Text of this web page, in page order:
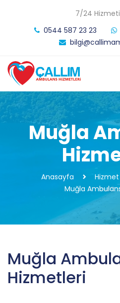
7/24
0544 587 23 23
Muğla
Anasayfa
Muğla
Muğla
Hizmetleri